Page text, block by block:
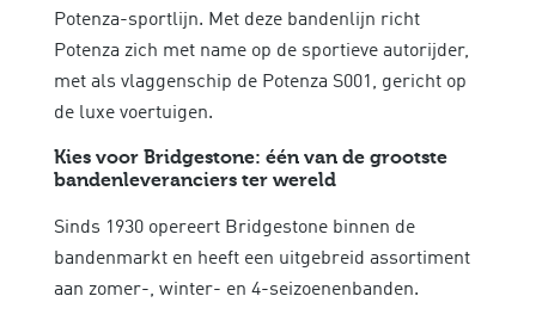
Potenza-sportlijn. Met deze bandenlijn richt
Potenza zich met name op de sportieve autorijder,
met als vlaggenschip de Potenza S001, gericht op
de luxe voertuigen.
Kies voor Bridgestone: één van de grootste
bandenleveranciers ter wereld
Sinds 1930 opereert Bridgestone binnen de
bandenmarkt en heeft een uitgebreid assortiment
aan zomer-, winter- en 4-seizoenenbanden.